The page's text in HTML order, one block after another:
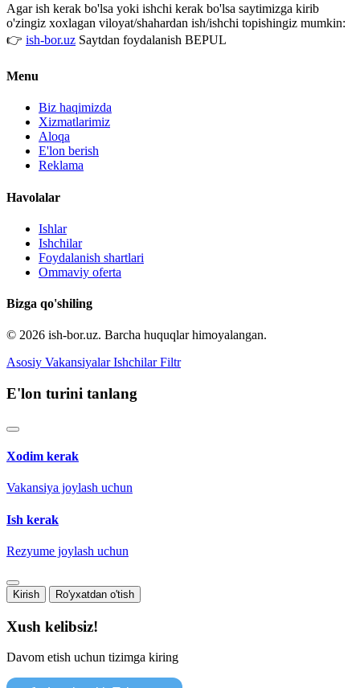
Agar ish kerak bo'lsa yoki ishchi kerak bo'lsa saytimizga kirib
o'zingiz xoxlagan viloyat/shahardan ish/ishchi topishingiz mumkin:
👉 ish-bor.uz Saytdan foydalanish BEPUL
Menu
Biz haqimizda
Xizmatlarimiz
Aloqa
E'lon berish
Reklama
Havolalar
Ishlar
Ishchilar
Foydalanish shartlari
Ommaviy oferta
Bizga qo'shiling
© 2026 ish-bor.uz. Barcha huquqlar himoyalangan.
Asosiy Vakansiyalar Ishchilar Filtr
E'lon turini tanlang
Xodim kerak
Vakansiya joylash uchun
Ish kerak
Rezyume joylash uchun
Kirish Ro'yxatdan o'tish
Xush kelibsiz!
Davom etish uchun tizimga kiring